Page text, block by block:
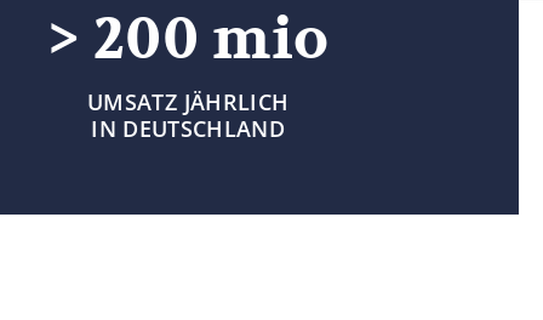
> 200 mio
UMSATZ JÄHRLICH
IN DEUTSCHLAND